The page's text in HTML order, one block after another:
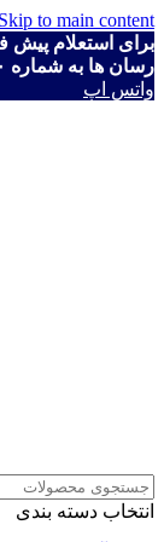
Skip to main content
برای استعلام پیش
رسان ها به شماره ۰۹۰۲۴۱۱۱۹۳۰ ارسال نمایید.
واتس اپ
انتخاب دسته بندی